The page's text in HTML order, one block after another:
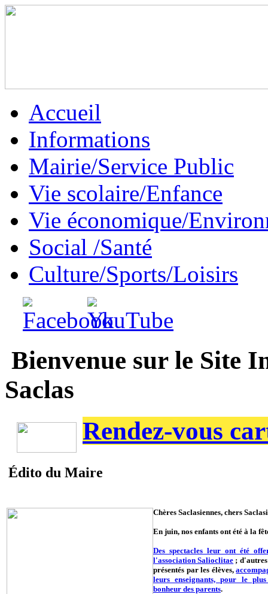
Accueil
Informations
Mairie/Service Public
Vie scolaire/Enfance
Vie économique/
Social /Santé
Culture/Sports/Loisirs
Bienvenue sur le Site
Saclas
Rendez-vous
Édito du Maire
Chères Saclasiennes, chers
En juin, nos enfants ont été à la
Des spectacles leur ont été
l'association Salioclitae ;
présentés par les élèves,
leurs enseignants, pour le
bonheur des parents.